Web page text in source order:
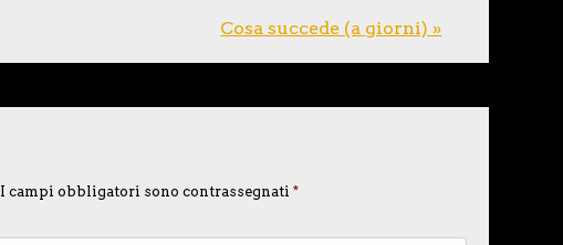
Cosa succede (a giorni) »
I campi obbligatori sono contrassegnati *